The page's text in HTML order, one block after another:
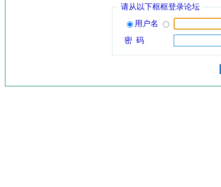
请从以下框框登录论坛
用户名
密 码